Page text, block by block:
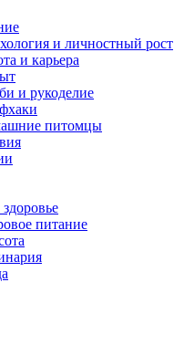
и личностный рост
и карьера
и рукоделие
питомцы
питание